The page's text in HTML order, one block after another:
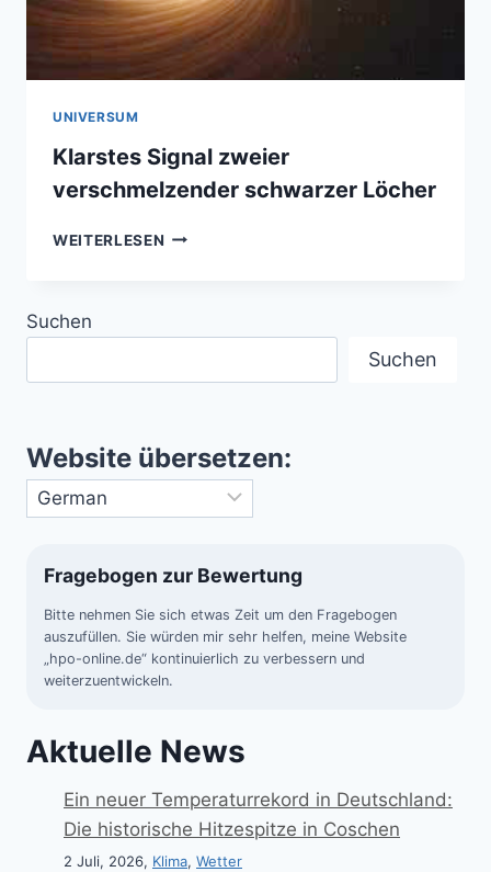
UNIVERSUM
Klarstes Signal zweier
verschmelzender schwarzer Löcher
WEITERLESEN KLARSTES
Suchen
Suchen
Website übersetzen:
Fragebogen zur Bewertung
Bitte nehmen Sie sich etwas Zeit um den Fragebogen
auszufüllen. Sie würden mir sehr helfen, meine Website
„hpo-online.de“ kontinuierlich zu verbessern und
weiterzuentwickeln.
Aktuelle News
Ein neuer Temperaturrekord in Deutschland:
Die historische Hitzespitze in Coschen
2 Juli, 2026, Klima, Wetter